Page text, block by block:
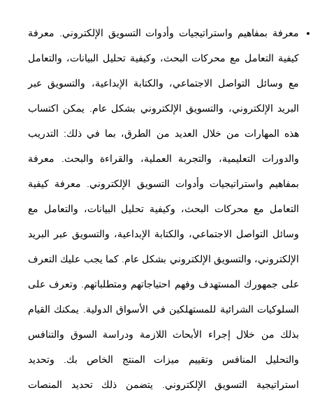
معرفة بمفاهيم واستراتيجيات وأدوات التسويق الإلكتروني. معرفة
كيفية التعامل مع محركات البحث، وكيفية تحليل البيانات، والتعامل
مع وسائل التواصل الاجتماعي، والكتابة الإبداعية، والتسويق عبر
البريد الإلكتروني، والتسويق الإلكتروني بشكل عام. يمكن اكتساب
هذه المهارات من خلال العديد من الطرق، بما في ذلك: التدريب
والدورات التعليمية، والتجربة العملية، والقراءة والبحث. معرفة
بمفاهيم واستراتيجيات وأدوات التسويق الإلكتروني. معرفة كيفية
التعامل مع محركات البحث، وكيفية تحليل البيانات، والتعامل مع
وسائل التواصل الاجتماعي، والكتابة الإبداعية، والتسويق عبر البريد
الإلكتروني، والتسويق الإلكتروني بشكل عام. كما يجب عليك التعرف
على جمهورك المستهدف وفهم احتياجاتهم ومتطلباتهم. وتعرف على
السلوكيات الشرائية للمستهلكين في الأسواق الدولية. يمكنك القيام
بذلك من خلال إجراء الأبحاث اللازمة ودراسة السوق والتنافس
والتحليل المنافس وتقييم ميزات المنتج الخاص بك. وتحديد
استراتيجية التسويق الإلكتروني. يتضمن ذلك تحديد المنصات